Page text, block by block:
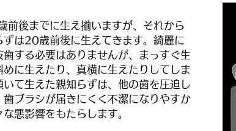
前後までに生え揃いますが、それから
ずは20歳前後に生えてきます。綺麗に
する必要はありませんが、まっすぐ生
に生えたり、真横に生えたりしてしま
て生えた親知らずは、他の歯を圧迫し
ブラシが届きにくく不潔になりやすか
悪影響をもたらします。